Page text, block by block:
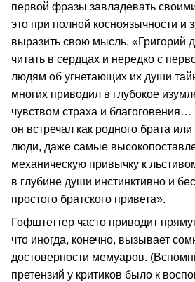
первой фразы завладевать
это при полной косноязычности и
выразить свою мысль. «Григорий
читать в сердцах и нередко с
людям об угнетающих их души
многих приводил в глубокое
чувством страха и
он встречал как родного брата
люди, даже самые
механическую привычку к
в глубине души инстинктивно и
простого братского привета».
Гофштеттер часто приводит
что иногда, конечно, вызывает
достоверности мемуаров.
претензий у критиков было к